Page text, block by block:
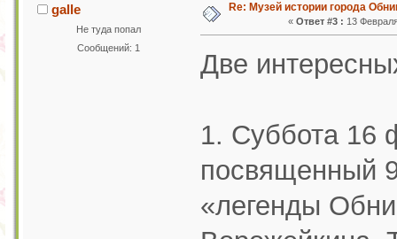
galle
Не туда попал
Сообщений: 1
Re: Музей истории города
« Ответ #3 : 13
Две
1. Суббота 16
посвященный
«легенды